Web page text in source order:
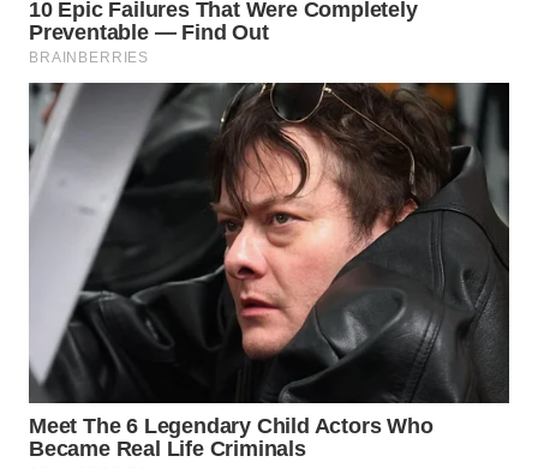
WAHANA
INFRASTRUKTUR
WAHANA
KONSUMEN
LISTRIK
WAHANA
TRAVEL
WAHANA
TV
WAHANANEWS